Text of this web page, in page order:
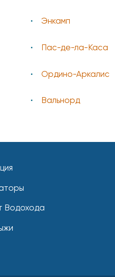
Энкамп
Пас-де-ла-Каса
Ордино-Аркалис
Вальнорд
Водохода